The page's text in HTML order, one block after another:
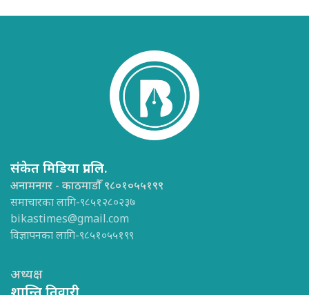
संकेत मिडिया प्रा.लि.
अनामनगर - काठमाडौँ ९८०१०५५१९९
समाचारका लागि-९८५१२८०२३७
bikastimes@gmail.com
विज्ञापनका लागि-९८५१०५५१९९
अध्यक्ष